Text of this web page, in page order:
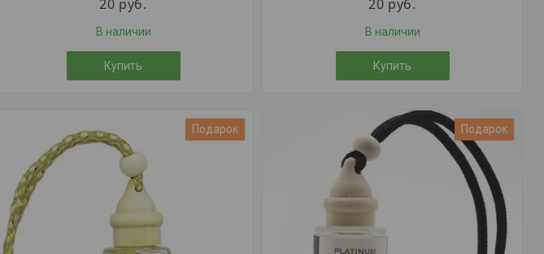
20 руб.
В наличии
Купить
20 руб.
В наличии
Купить
Подарок Подарок